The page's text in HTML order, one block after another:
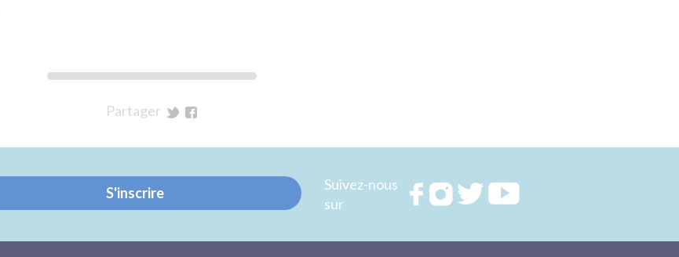
Partager
Twitter
Facebook
S'inscrire
Suivez-nous
sur
RejoignezRejoignezRejoignez